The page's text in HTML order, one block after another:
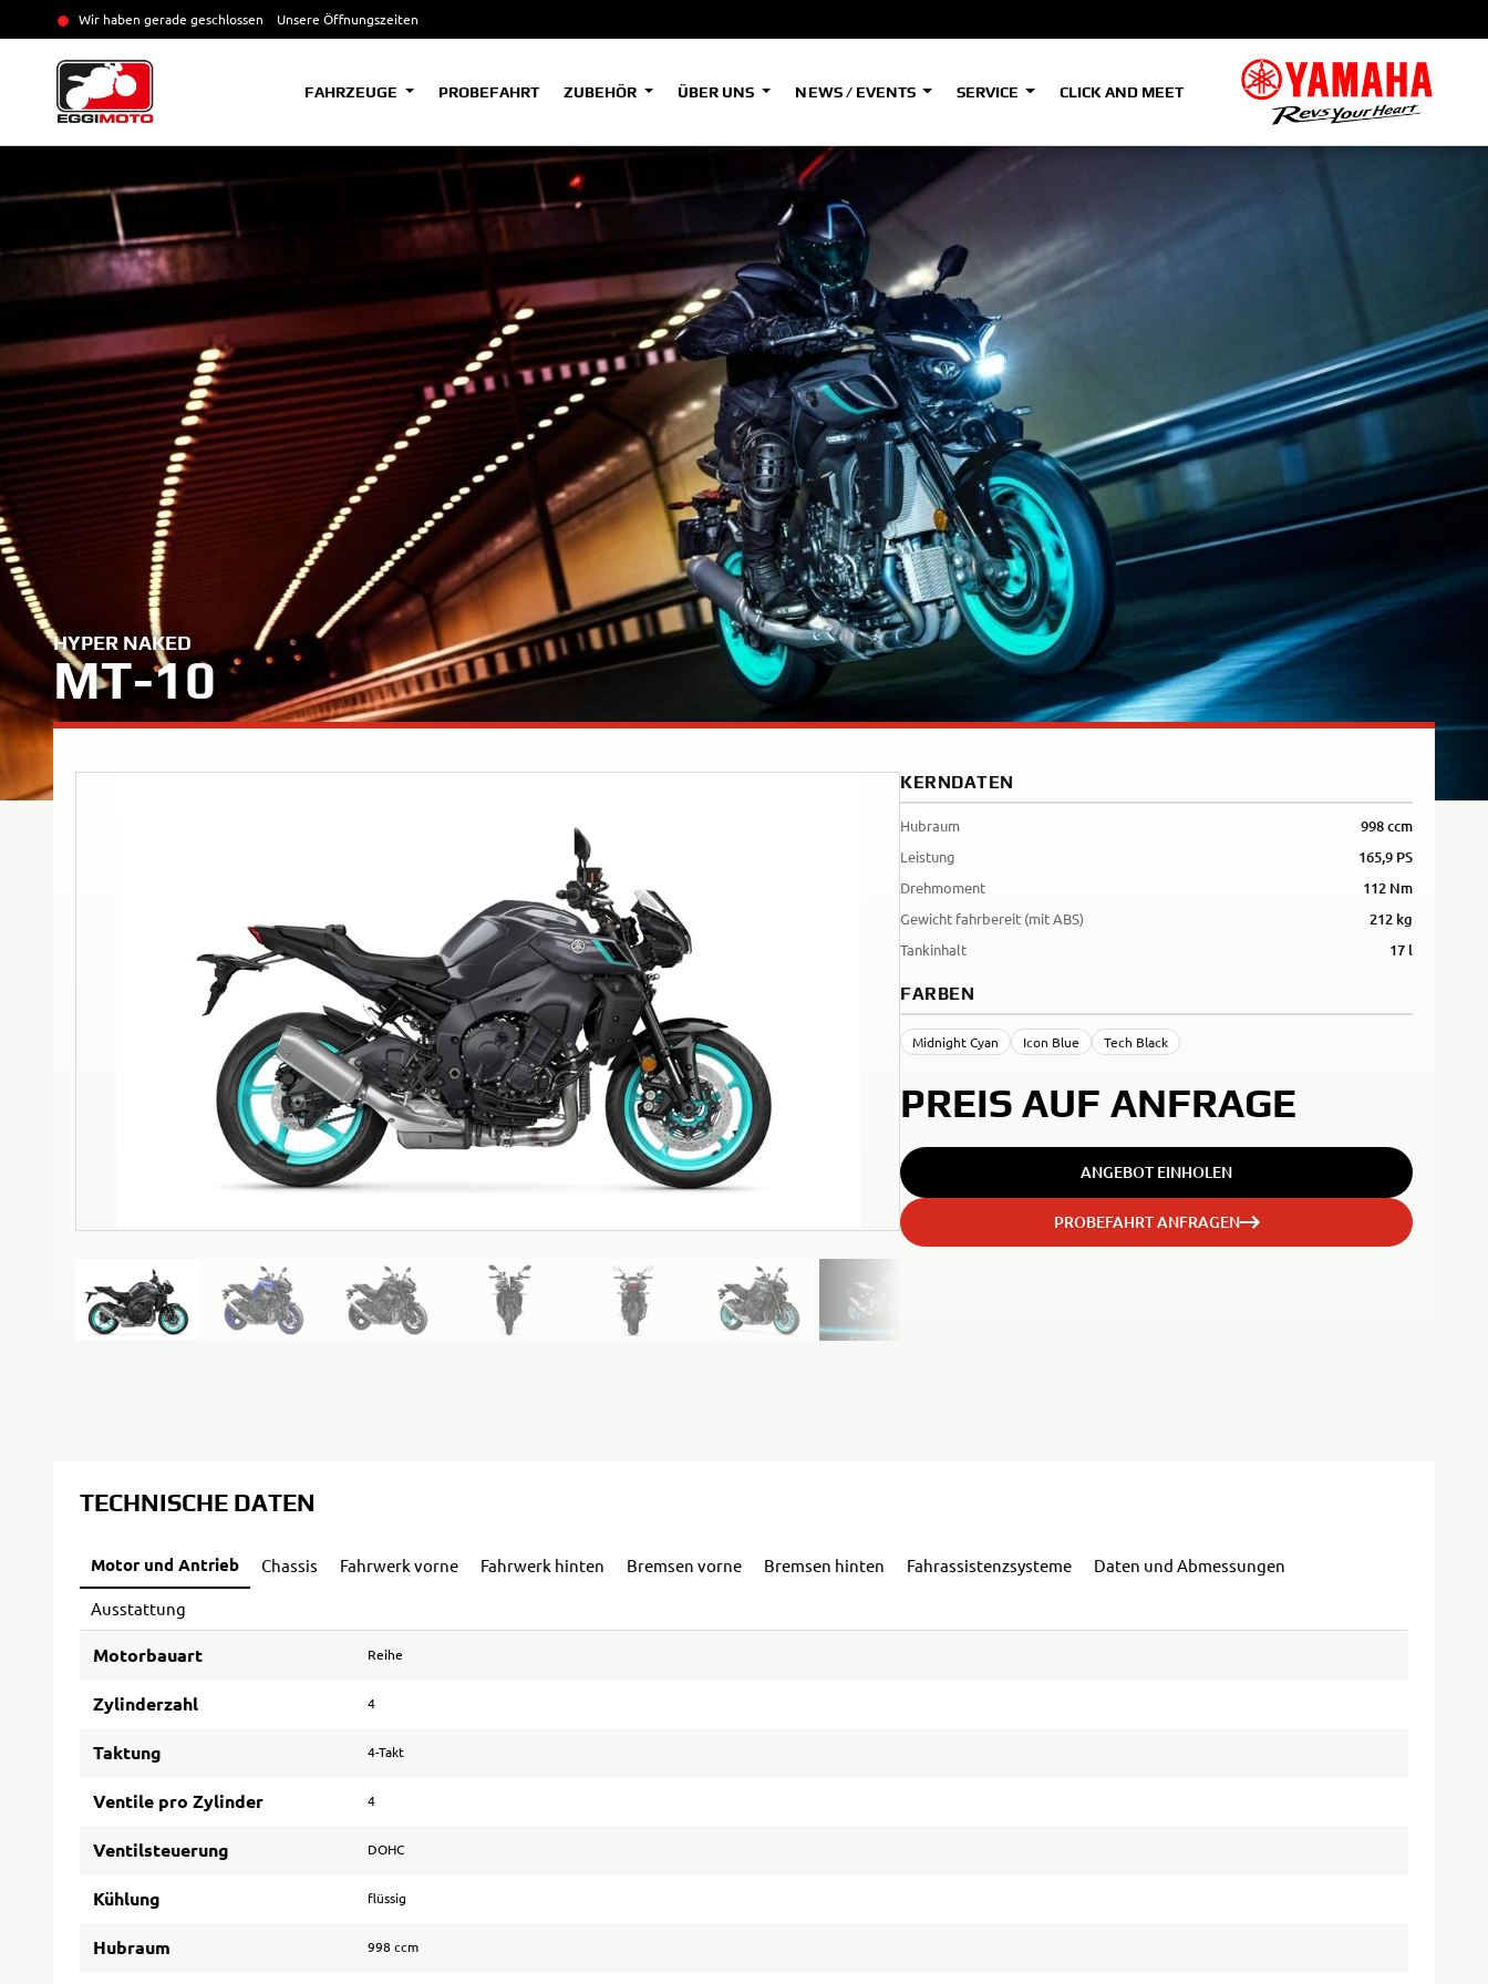
Wir haben gerade geschlossen Unsere Öffnungszeiten
FAHRZEUGE
SPORT HERITAGE
SUPERSPORT
Tenere
700
Tenere
(Low)
35kW
A2
Tenere
700
35kW
Tenere
700
Rally
A2
Tenere
700
Rally
35kW
Tenere
700
World
Raid
WR125R
PROBEFAHRT ZUBEHÖR ÜBER UNS NEWS / EVENTS SERVICE CLICK AND MEET
HYPER NAKED
MT-10
KERNDATEN
Hubraum 998 ccm
Leistung 165,9 PS
Drehmoment 112 Nm
Gewicht fahrbereit (mit ABS) 212 kg
Tankinhalt 17 l
FARBEN
Midnight Cyan Icon Blue Tech Black
PREIS AUF ANFRAGE
ANGEBOT EINHOLEN
PROBEFAHRT ANFRAGEN
TECHNISCHE DATEN
Motor und Antrieb Chassis Fahrwerk vorne Fahrwerk hinten Bremsen vorne Bremsen hinten Fahrassistenzsysteme Daten und Abmessungen
Ausstattung
Motorbauart Reihe
Zylinderzahl 4
Taktung 4-Takt
Ventile pro Zylinder 4
Ventilsteuerung DOHC
Kühlung flüssig
Hubraum 998 ccm